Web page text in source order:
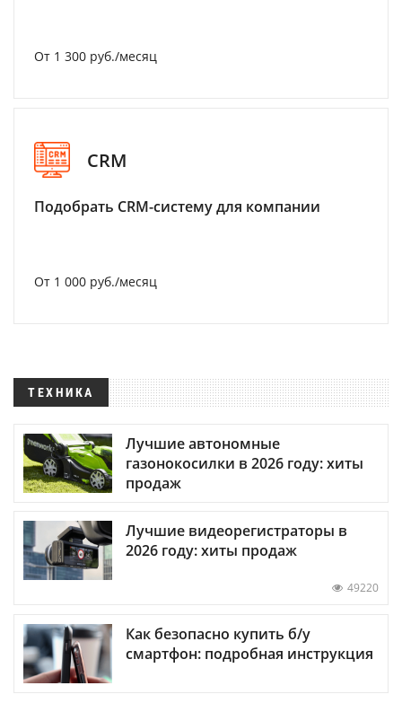
От 1 300 руб./месяц
CRM
Подобрать CRM-систему для компании
От 1 000 руб./месяц
ТЕХНИКА
Лучшие автономные
газонокосилки в 2026 году: хиты
продаж
Лучшие видеорегистраторы в
2026 году: хиты продаж
49220
Как безопасно купить б/у
смартфон: подробная инструкция